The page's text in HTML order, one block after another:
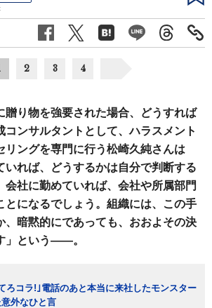
2 3 4
贈り物を強要された場合、どうすれば
コンサルタントとして、ハラスメント
リングを専門に行う松崎久純さんは
いれば、どうするかは自分で判断する
会社に勤めていれば、会社や所属部門
とになるでしょう。組織には、この手
、暗黙的にであっても、おおよその決
」という――。
ろコラ!｣電話のあと本当に来社したモンスター
外なひと言